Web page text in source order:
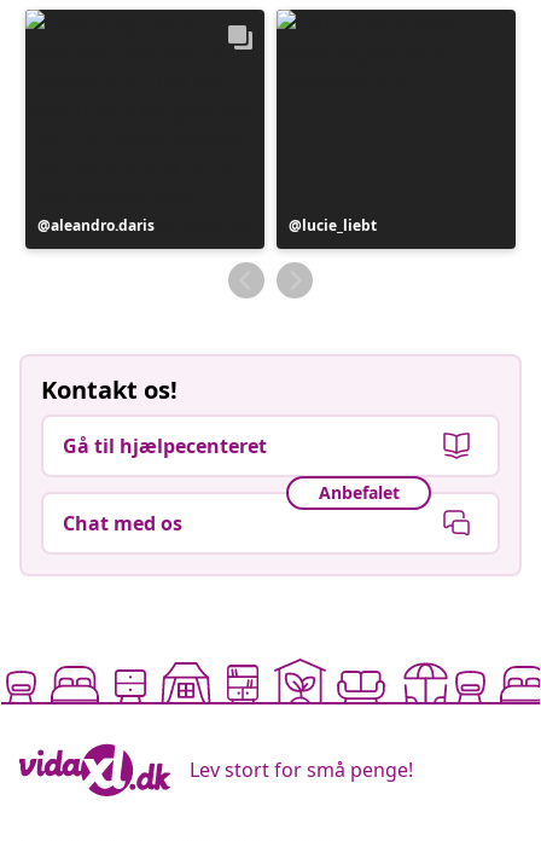
Opslag
offentliggjort
aleandro.daris
Opslag
offentliggjort
af
lucie_liebt
Kontakt os!
Gå til hjælpecenteret
Anbefalet
Chat med os
Lev stort for små penge!